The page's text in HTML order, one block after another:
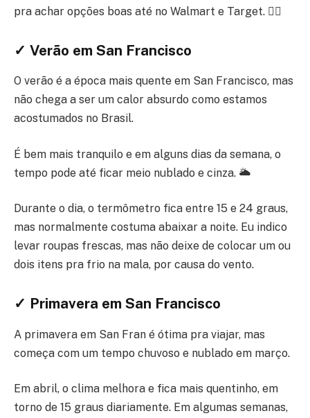
pra achar opções boas até no Walmart e Target. 👍🏾
✓ Verão em San Francisco
O verão é a época mais quente em San Francisco, mas
não chega a ser um calor absurdo como estamos
acostumados no Brasil.
É bem mais tranquilo e em alguns dias da semana, o
tempo pode até ficar meio nublado e cinza. 🌥
Durante o dia, o termômetro fica entre 15 e 24 graus,
mas normalmente costuma abaixar a noite. Eu indico
levar roupas frescas, mas não deixe de colocar um ou
dois itens pra frio na mala, por causa do vento.
✓ Primavera em San Francisco
A primavera em San Fran é ótima pra viajar, mas
começa com um tempo chuvoso e nublado em março.
Em abril, o clima melhora e fica mais quentinho, em
torno de 15 graus diariamente. Em algumas semanas,